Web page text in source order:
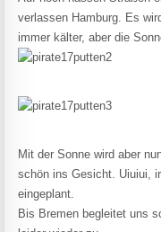
verlassen Hamburg. Es
immer kälter, aber die
Mit der Sonne wird aber
schön ins Gesicht. Uiuiui,
eingeplant.
Bis Bremen begleitet uns